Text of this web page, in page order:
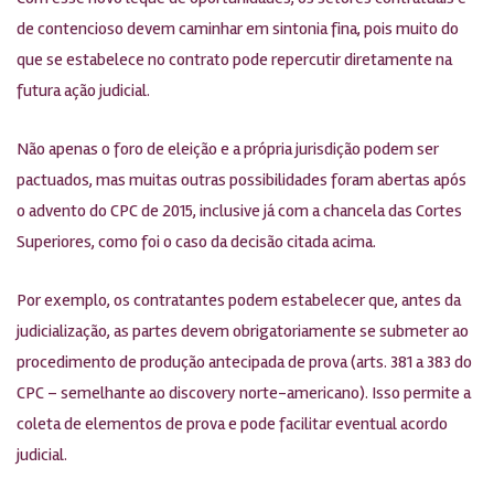
de contencioso devem caminhar em sintonia fina, pois muito do
que se estabelece no contrato pode repercutir diretamente na
futura ação judicial.
Não apenas o foro de eleição e a própria jurisdição podem ser
pactuados, mas muitas outras possibilidades foram abertas após
o advento do CPC de 2015, inclusive já com a chancela das Cortes
Superiores, como foi o caso da decisão citada acima.
Por exemplo, os contratantes podem estabelecer que, antes da
judicialização, as partes devem obrigatoriamente se submeter ao
procedimento de produção antecipada de prova (arts. 381 a 383 do
CPC – semelhante ao discovery norte-americano). Isso permite a
coleta de elementos de prova e pode facilitar eventual acordo
judicial.